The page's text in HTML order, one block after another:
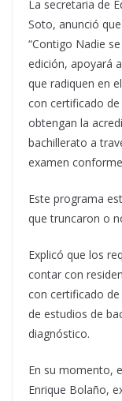
La secretaria de
Soto, anunció
“Contigo Nadie
edición, apoyará
que radiquen en
con certificado
obtengan la
bachillerato a
examen
Este programa
que truncaron o
Explicó que los
contar con
con certificado
de estudios de
diagnóstico.
En su momento,
Enrique Bolaño,